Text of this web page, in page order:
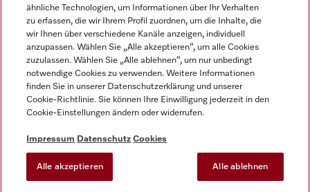
AGB
Datenschutz
Nutzungsbedingungen
Barrierefreiheitserklärung
EU-Gesetzen über digitale Dienste
Cookie-Einstellungen
ähnliche Technologien, um Informationen über Ihr Verhalten
zu erfassen, die wir Ihrem Profil zuordnen, um die Inhalte, die
wir Ihnen über verschiedene Kanäle anzeigen, individuell
anzupassen. Wählen Sie „Alle akzeptieren“, um alle Cookies
zuzulassen. Wählen Sie „Alle ablehnen“, um nur unbedingt
notwendige Cookies zu verwenden. Weitere Informationen
finden Sie in unserer Datenschutzerklärung und unserer
Cookie-Richtlinie. Sie können Ihre Einwilligung jederzeit in den
Cookie-Einstellungen ändern oder widerrufen.
Impressum Datenschutz Cookies
Alle akzeptieren Alle ablehnen